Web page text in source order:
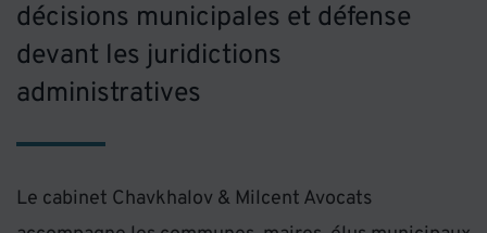
décisions municipales et défense
devant les juridictions
administratives
Le cabinet Chavkhalov & Milcent Avocats